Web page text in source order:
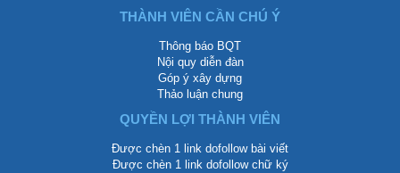
THÀNH VIÊN CẦN CHÚ Ý
Thông báo BQT
Nội quy diễn đàn
Góp ý xây dựng
Thảo luận chung
QUYỀN LỢI THÀNH VIÊN
Được chèn 1 link dofollow bài viết
Được chèn 1 link dofollow chữ ký